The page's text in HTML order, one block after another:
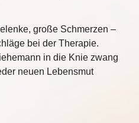
große Schmerzen –
bei der Therapie.
in die Knie zwang
neuen Lebensmut